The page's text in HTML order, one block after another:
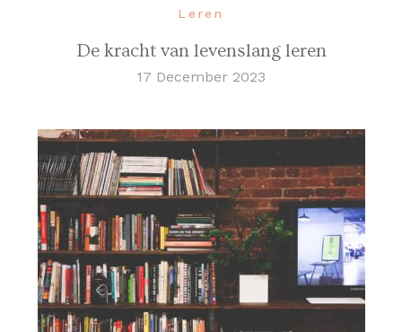
Leren
De kracht van levenslang leren
17 December 2023